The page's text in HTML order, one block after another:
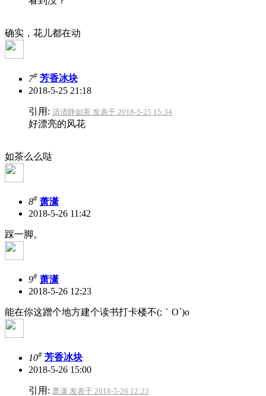
确实，花儿都在动
7# 芳香冰块
2018-5-25 21:18
引用: 清清静如茶 发表于 2018-5-25 15:34
好漂亮的风花
如茶么么哒
8# 萧潇
2018-5-26 11:42
踩一脚。
9# 萧潇
2018-5-26 12:23
能在你这蹭个地方建个读书打卡楼不(;｀O´)o
10# 芳香冰块
2018-5-26 15:00
引用: 萧潇 发表于 2018-5-26 12:23